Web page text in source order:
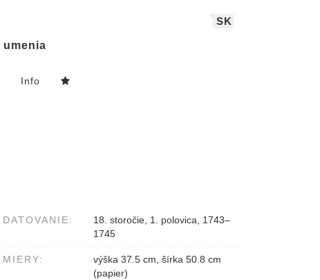
SK
umenia
Info
DATOVANIE:
18. storočie, 1. polovica, 1743–
1745
MIERY:
výška 37.5 cm, šírka 50.8 cm
(papier)